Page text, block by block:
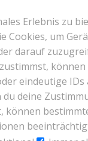
Erlebnis zu
Cookies, um
darauf
können
eindeutige IDs
du deine
können